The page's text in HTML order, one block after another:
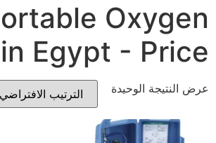
Oxygen
Egypt - Price
عرض النتيجة الوحيدة